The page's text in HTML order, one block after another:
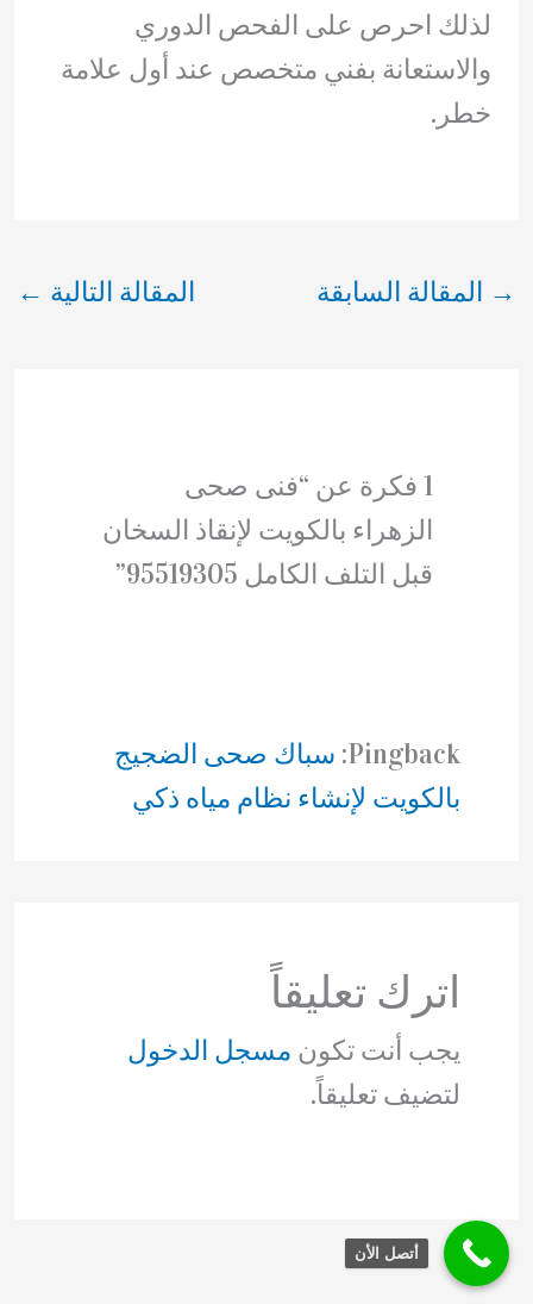
لذلك احرص على الفحص الدوري
والاستعانة بفني متخصص عند أول علامة
خطر.
→ المقالة السابقة المقالة التالية ←
1 فكرة عن “فنى صحى
الزهراء بالكويت لإنقاذ السخان
قبل التلف الكامل 95519305”
Pingback: سباك صحى الضجيج
بالكويت لإنشاء نظام مياه ذكي
اترك تعليقاً
يجب أنت تكون مسجل الدخول
لتضيف تعليقاً.
أتصل الأن